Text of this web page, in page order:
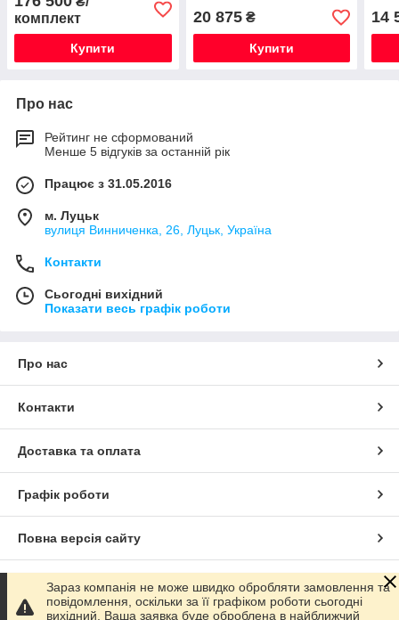
комплект
Купити
20 875₴
Купити
14
Про нас
Рейтинг не сформований
Менше 5 відгуків за останній рік
Працює з 31.05.2016
м. Луцьк
вулиця Винниченка, 26, Луцьк, Україна
Контакти
Сьогодні вихідний
Показати весь графік роботи
Про нас
Контакти
Доставка та оплата
Графік роботи
Повна версія сайту
Сайт створено на маркетплейсіProm.ua
Зараз компанія не може швидко обробляти замовлення та
повідомлення, оскільки за її графіком роботи сьогодні
вихідний. Ваша заявка буде оброблена в найближчий